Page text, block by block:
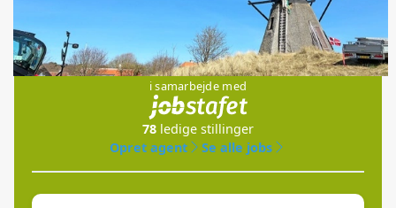
Jobs
i samarbejde med
78 ledige stillinger
Opret agent
Se alle jobs